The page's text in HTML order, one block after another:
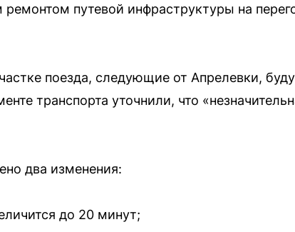
путевой инфраструктуры на
поезда, следующие от Апрелевки,
транспорта уточнили, что
два изменения:
до 20 минут;